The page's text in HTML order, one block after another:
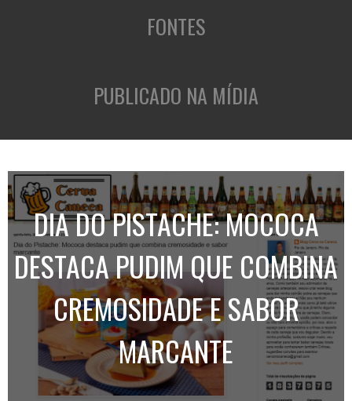
FONTES
PUBLICADO NA MÍDIA
DIA DO PISTACHE: MOCOCA
DESTACA PUDIM QUE COMBINA
CREMOSIDADE E SABOR
MARCANTE